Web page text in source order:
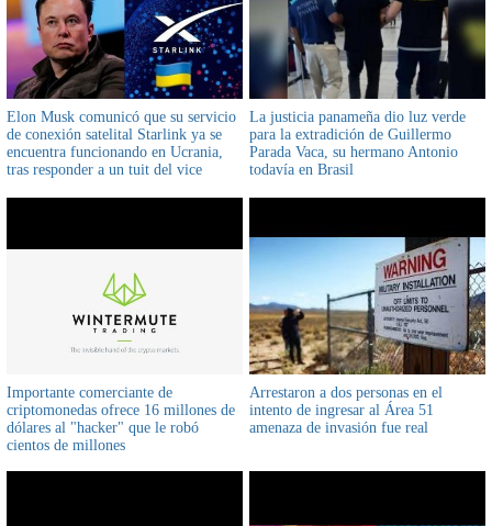
Elon Musk comunicó que su servicio
de conexión satelital Starlink ya se
encuentra funcionando en Ucrania,
tras responder a un tuit del vice
La justicia panameña dio luz verde
para la extradición de Guillermo
Parada Vaca, su hermano Antonio
todavía en Brasil
Importante comerciante de
criptomonedas ofrece 16 millones de
dólares al "hacker" que le robó
cientos de millones
Arrestaron a dos personas en el
intento de ingresar al Área 51
amenaza de invasión fue real